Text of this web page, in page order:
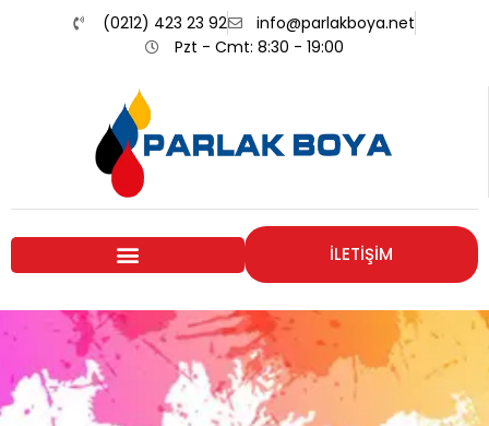
(0212) 423 23 92
info@parlakboya.net
Pzt - Cmt: 8:30 - 19:00
İLETİŞİM